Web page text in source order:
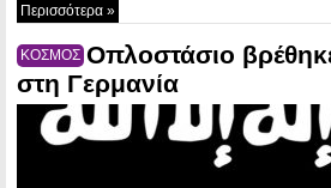
Περισσότερα »
ΚΟΣΜΟΣ Οπλοστάσιο
στη Γερμανία